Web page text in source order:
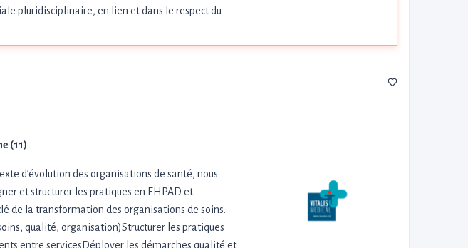
pluridisciplinaire, en lien et dans le respect du
(11)
d’évolution des organisations de santé, nous
et structurer les pratiques en EHPAD et
de la transformation des organisations de soins.
qualité, organisation)Structurer les pratiques
entre servicesDéployer les démarches qualité et